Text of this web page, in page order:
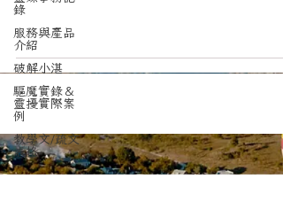
錄
服務與產品
介紹
破解小湛
驅魔實錄＆
靈擾實際案
例
教學文/疏文
表格